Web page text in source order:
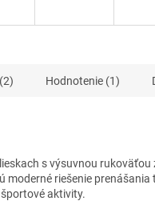
Hodnotenie (1)
s výsuvnou
moderné riešenie
aktivity.